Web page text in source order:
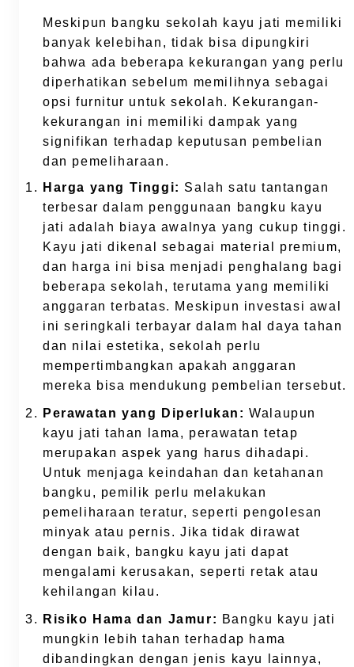
Meskipun bangku sekolah kayu jati memiliki
banyak kelebihan, tidak bisa dipungkiri
bahwa ada beberapa kekurangan yang perlu
diperhatikan sebelum memilihnya sebagai
opsi furnitur untuk sekolah. Kekurangan-
kekurangan ini memiliki dampak yang
signifikan terhadap keputusan pembelian
dan pemeliharaan.
Harga yang Tinggi: Salah satu tantangan
terbesar dalam penggunaan bangku kayu
jati adalah biaya awalnya yang cukup tinggi.
Kayu jati dikenal sebagai material premium,
dan harga ini bisa menjadi penghalang bagi
beberapa sekolah, terutama yang memiliki
anggaran terbatas. Meskipun investasi awal
ini seringkali terbayar dalam hal daya tahan
dan nilai estetika, sekolah perlu
mempertimbangkan apakah anggaran
mereka bisa mendukung pembelian tersebut.
Perawatan yang Diperlukan: Walaupun
kayu jati tahan lama, perawatan tetap
merupakan aspek yang harus dihadapi.
Untuk menjaga keindahan dan ketahanan
bangku, pemilik perlu melakukan
pemeliharaan teratur, seperti pengolesan
minyak atau pernis. Jika tidak dirawat
dengan baik, bangku kayu jati dapat
mengalami kerusakan, seperti retak atau
kehilangan kilau.
Risiko Hama dan Jamur: Bangku kayu jati
mungkin lebih tahan terhadap hama
dibandingkan dengan jenis kayu lainnya,